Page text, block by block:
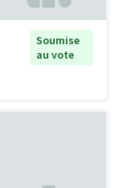
Soumise
au vote